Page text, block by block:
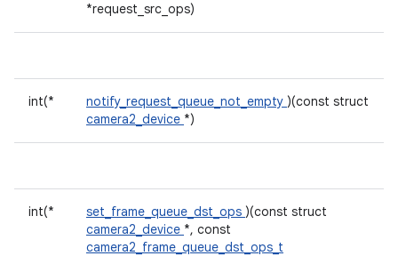
*request_src_ops)
int(* notify_request_queue_not_empty )(const struct
camera2_device *)
int(* set_frame_queue_dst_ops )(const struct
camera2_device *, const
camera2_frame_queue_dst_ops_t